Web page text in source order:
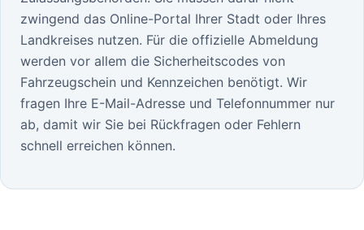
zwingend das Online-Portal Ihrer Stadt oder Ihres
Landkreises nutzen. Für die offizielle Abmeldung
werden vor allem die Sicherheitscodes von
Fahrzeugschein und Kennzeichen benötigt. Wir
fragen Ihre E-Mail-Adresse und Telefonnummer nur
ab, damit wir Sie bei Rückfragen oder Fehlern
schnell erreichen können.